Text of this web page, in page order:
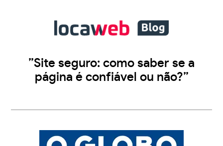
”Site seguro: como saber se a
página é confiável ou não?”